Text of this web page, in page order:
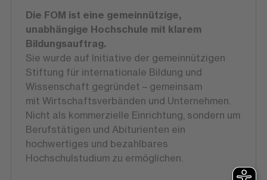
Die FOM ist eine gemeinnützige,
unabhängige Hochschule mit klarem
Bildungsauftrag.
Sie wurde auf Initiative der gemeinnützigen
Stiftung für internationale Bildung und
Wissenschaft gegründet – gemeinsam
mit Wirtschaftsverbänden und Unternehmen.
Nicht als kommerzielle Einrichtung, sondern um
Berufstätigen und Abiturienten ein
hochwertiges und bezahlbares
Hochschulstudium zu ermöglichen.